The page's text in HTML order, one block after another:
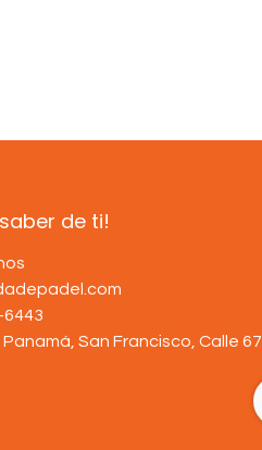
de ti!
6443
San Francisco, Calle 67